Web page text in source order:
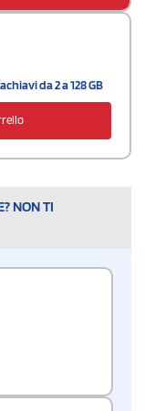
da 2 a 128 GB
NON TI